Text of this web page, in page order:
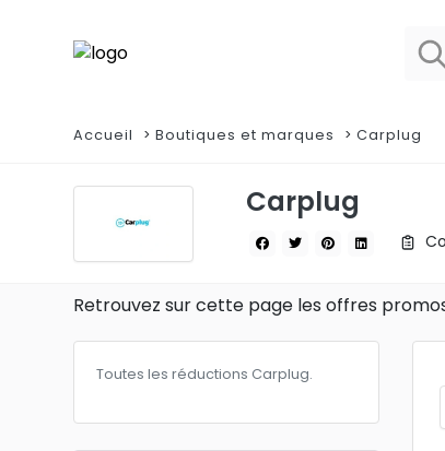
Accueil Boutiques et marques Carplug
Carplug
Retrouvez sur cette page les offres
Toutes les réductions Carplug.